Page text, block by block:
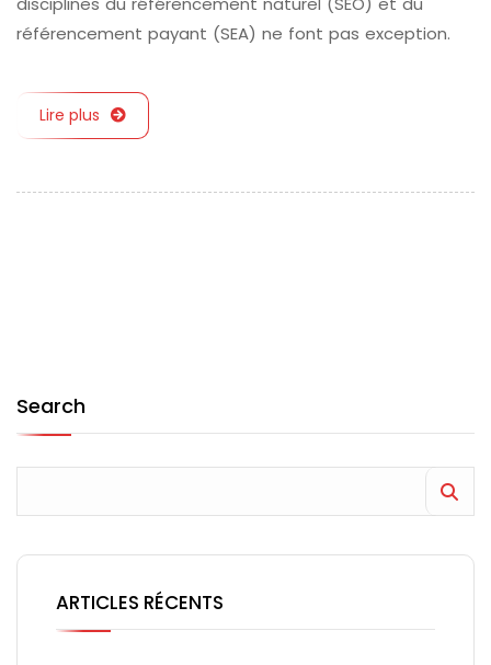
référencement payant (SEA) ne font pas exception.
Lire plus
Search
ARTICLES RÉCENTS